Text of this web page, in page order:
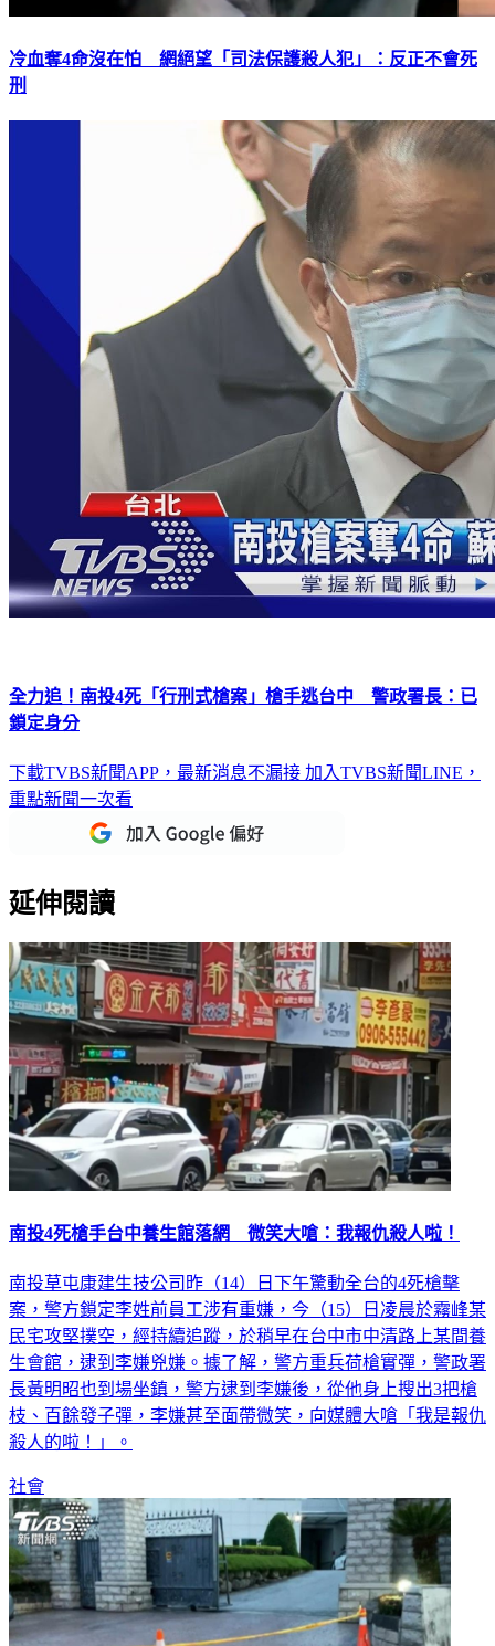
冷血奪4命沒在怕 網絕望「司法保護殺人犯」：反正不會死
刑
全力追！南投4死「行刑式槍案」槍手逃台中 警政署長：已
鎖定身分
下載TVBS新聞APP，最新消息不漏接 加入TVBS新聞LINE，
重點新聞一次看
延伸閱讀
南投4死槍手台中養生館落網 微笑大嗆：我報仇殺人啦！
南投草屯康建生技公司昨（14）日下午驚動全台的4死槍擊
案，警方鎖定李姓前員工涉有重嫌，今（15）日凌晨於霧峰某
民宅攻堅撲空，經持續追蹤，於稍早在台中市中清路上某間養
生會館，逮到李嫌兇嫌。據了解，警方重兵荷槍實彈，警政署
長黃明昭也到場坐鎮，警方逮到李嫌後，從他身上搜出3把槍
枝、百餘發子彈，李嫌甚至面帶微笑，向媒體大嗆「我是報仇
殺人的啦！」。
社會